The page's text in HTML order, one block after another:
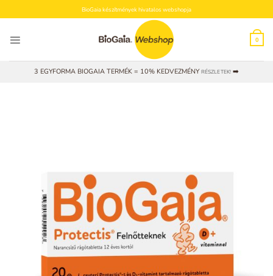
to
BioGaia készítmények hivatalos webshopja
0
3 EGYFORMA BIOGAIA TERMÉK = 10% KEDVEZMÉNYRÉSZLETEK! ➡️